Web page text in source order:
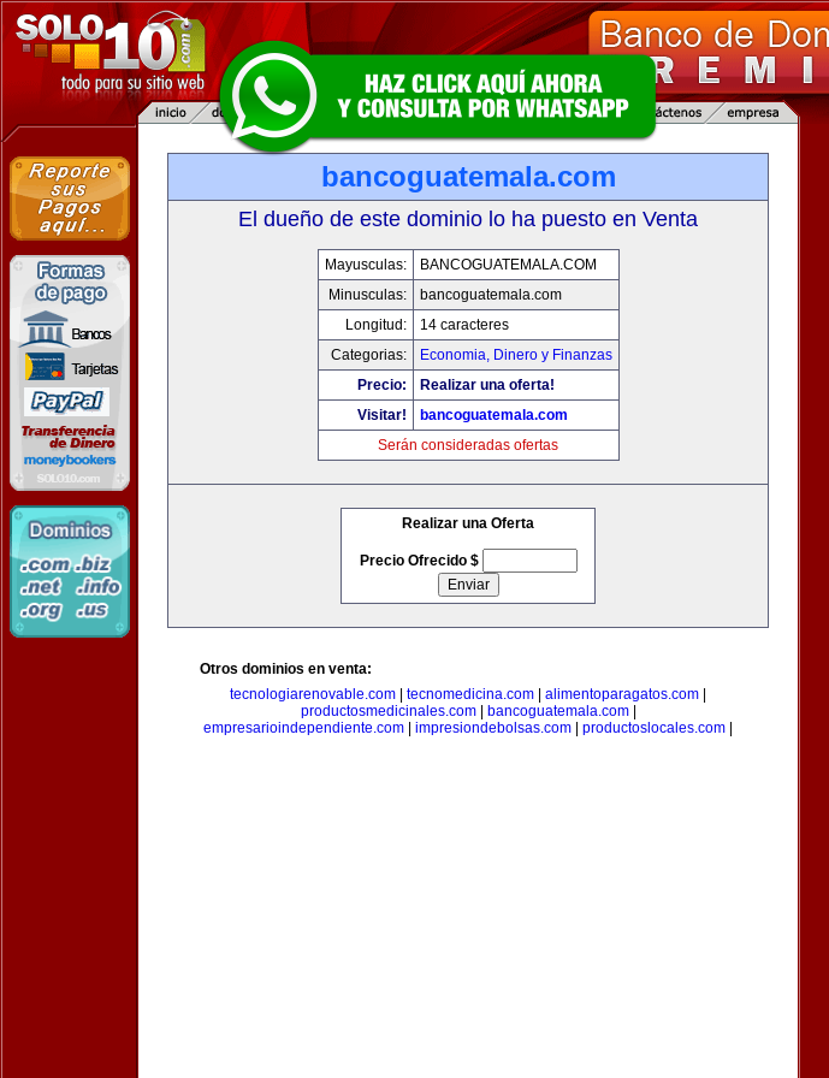
bancoguatemala.com
El dueño de este dominio lo ha puesto en Venta
Mayusculas:
BANCOGUATEMALA.COM
Minusculas:
bancoguatemala.com
Longitud:
14 caracteres
Categorias:
Economia, Dinero y Finanzas
Precio:
Realizar una oferta!
Visitar!
bancoguatemala.com
Serán consideradas ofertas
Realizar una Oferta
Precio Ofrecido $
Otros dominios en venta:
tecnologiarenovable.com
tecnomedicina.com alimentoparagatos.com
productosmedicinales.com| bancoguatemala.com|
empresarioindependiente.com
impresiondebolsas.com productoslocales.com